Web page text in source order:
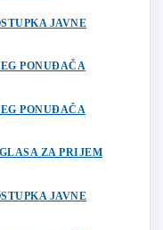
JAVNE
PONUĐAČA
PONUĐAČA
ZA PRIJEM
JAVNE